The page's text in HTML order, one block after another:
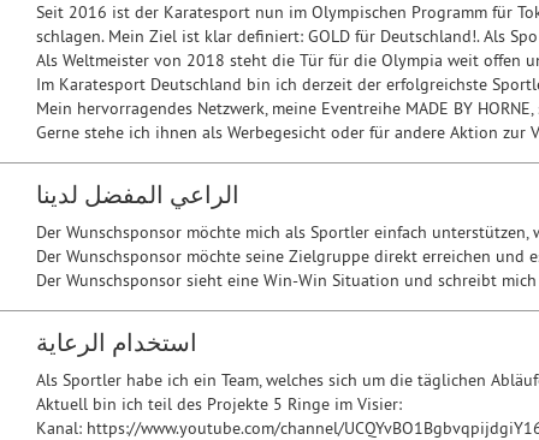
Seit 2016 ist der Karatesport nun im Olympischen Programm für
schlagen. Mein Ziel ist klar definiert: GOLD für Deutschland!. Als
Als Weltmeister von 2018 steht die Tür für die Olympia weit offen
Im Karatesport Deutschland bin ich derzeit der erfolgreichste
Mein hervorragendes Netzwerk, meine Eventreihe MADE BY
Gerne stehe ich ihnen als Werbegesicht oder für andere Aktion
الراعي المفضل لدينا
Der Wunschsponsor möchte mich als Sportler einfach
Der Wunschsponsor möchte seine Zielgruppe direkt erreichen und
Der Wunschsponsor sieht eine Win-Win Situation und schreibt
استخدام الرعاية
Als Sportler habe ich ein Team, welches sich um die täglichen
Aktuell bin ich teil des Projekte 5 Ringe im Visier:
Kanal: https://www.youtube.com/channel/